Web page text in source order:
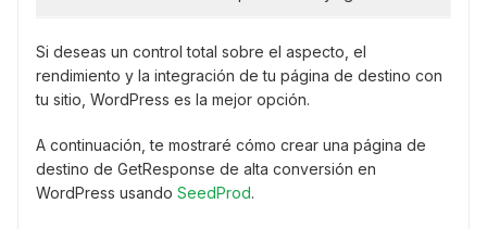
Si deseas un control total sobre el aspecto, el
rendimiento y la integración de tu página de destino con
tu sitio, WordPress es la mejor opción.
A continuación, te mostraré cómo crear una página de
destino de GetResponse de alta conversión en
WordPress usando SeedProd.